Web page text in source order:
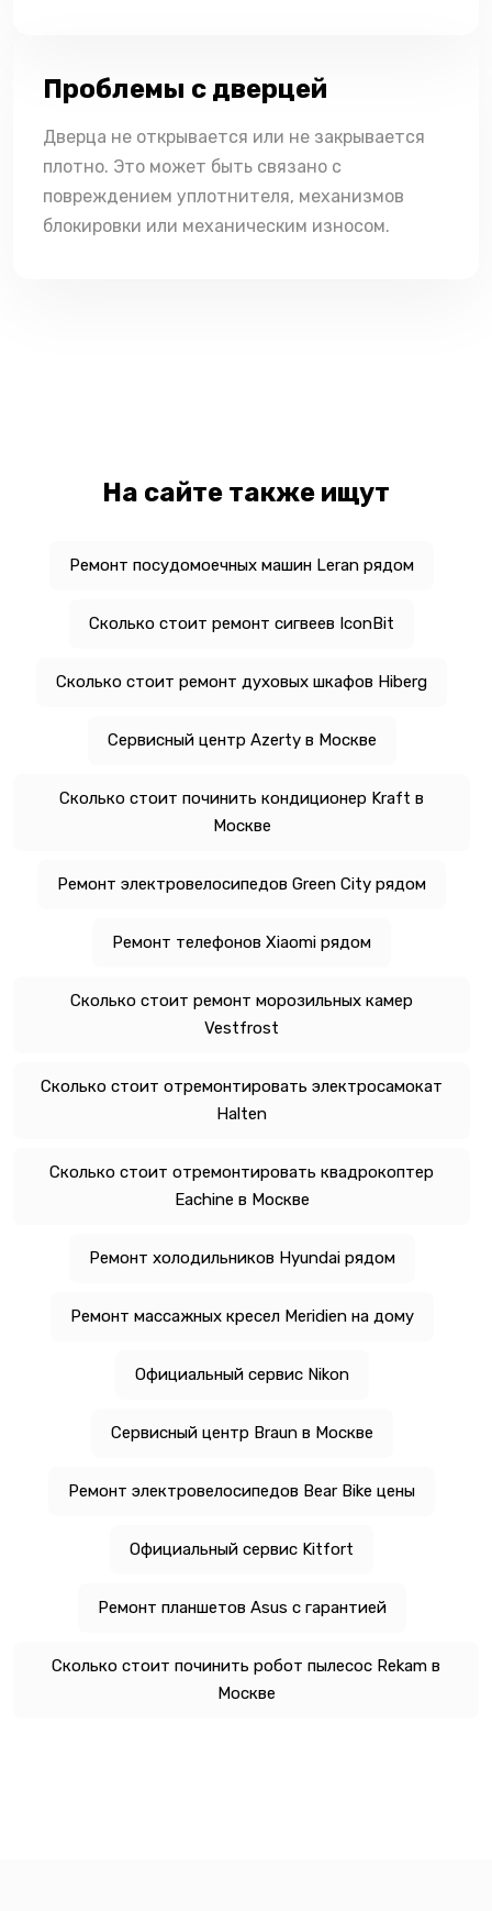
Проблемы с дверцей
Дверца не открывается или не закрывается
плотно. Это может быть связано с
повреждением уплотнителя, механизмов
блокировки или механическим износом.
На сайте также ищут
Ремонт посудомоечных машин Leran рядом
Сколько стоит ремонт сигвеев IconBit
Сколько стоит ремонт духовых шкафов Hiberg
Сервисный центр Azerty в Москве
Сколько стоит починить кондиционер Kraft в
Москве
Ремонт электровелосипедов Green City рядом
Ремонт телефонов Xiaomi рядом
Сколько стоит ремонт морозильных камер
Vestfrost
Сколько стоит отремонтировать электросамокат
Halten
Сколько стоит отремонтировать квадрокоптер
Eachine в Москве
Ремонт холодильников Hyundai рядом
Ремонт массажных кресел Meridien на дому
Официальный сервис Nikon
Сервисный центр Braun в Москве
Ремонт электровелосипедов Bear Bike цены
Официальный сервис Kitfort
Ремонт планшетов Asus с гарантией
Сколько стоит починить робот пылесос Rekam в
Москве